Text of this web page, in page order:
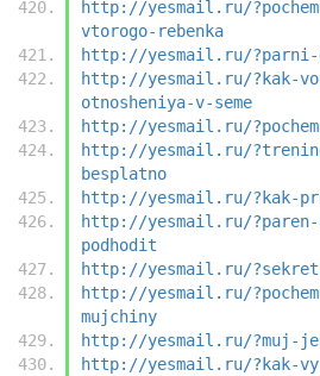
http://yesmail.ru/
vtorogo-rebenka
http://yesmail.ru/?parni-
http://yesmail.ru/?kak-
otnosheniya-v-seme
http://yesmail.ru/
http://yesmail.ru/
besplatno
http://yesmail.ru/?kak-
http://yesmail.ru/
podhodit
http://yesmail.ru/
http://yesmail.ru/
mujchiny
http://yesmail.ru/?muj-
http://yesmail.ru/?kak-